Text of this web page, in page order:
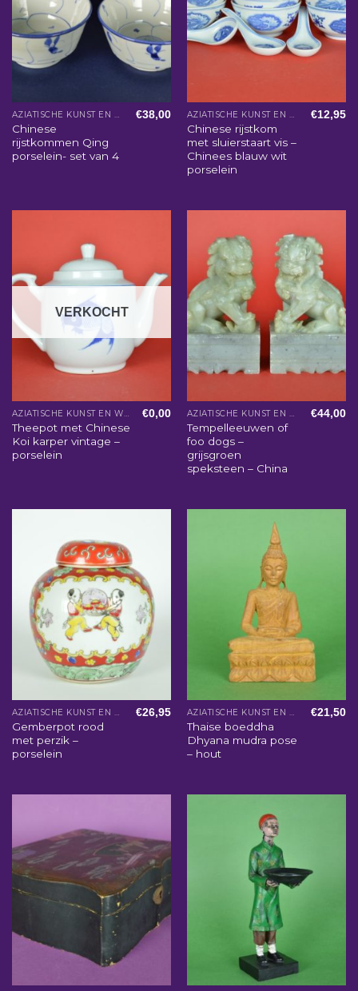
AZIATISCHE KUNST EN WOONACCESSOIRES
Chinese
rijstkommen Qing
porselein- set van 4
€38,00 AZIATISCHE KUNST EN WOONACCESSOIRES
Chinese rijstkom
met sluierstaart vis –
Chinees blauw wit
porselein
€12,95
VERKOCHT
AZIATISCHE KUNST EN WOONACCESSOIRES
Theepot met Chinese
Koi karper vintage –
porselein
€0,00 AZIATISCHE KUNST EN WOONACCESSOIRES
Tempelleeuwen of
foo dogs –
grijsgroen
speksteen – China
€44,00
AZIATISCHE KUNST EN WOONACCESSOIRES
Gemberpot rood
met perzik –
porselein
€26,95 AZIATISCHE KUNST EN WOONACCESSOIRES
Thaise boeddha
Dhyana mudra pose
– hout
€21,50